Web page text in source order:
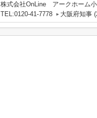
株式会社OnLine アークホーム
TEL:0120-41-7778
大阪府知事